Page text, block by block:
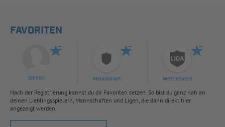
FAVORITEN
Spieler Mannschaft Wettbewerb
Nach der Registrierung kannst du dir Favoriten setzen. So bist du ganz nah an
deinen Lieblingsspielern, Mannschaften und Ligen, die dann direkt hier
angezeigt werden.